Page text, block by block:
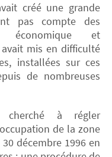
créé une grande
pas compte des
économique et
mis en difficulté
installées sur ces
de nombreuses
cherché à régler
de la zone
décembre 1996 en